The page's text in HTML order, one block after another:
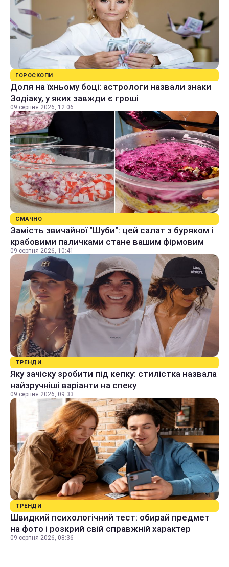
ГОРОСКОПИ
Доля на їхньому боці: астрологи назвали знаки
Зодіаку, у яких завжди є гроші
09 серпня 2026, 12:06
СМАЧНО
Замість звичайної "Шуби": цей салат з буряком і
крабовими паличками стане вашим фірмовим
09 серпня 2026, 10:41
ТРЕНДИ
Яку зачіску зробити під кепку: стилістка назвала
найзручніші варіанти на спеку
09 серпня 2026, 09:33
ТРЕНДИ
Швидкий психологічний тест: обирай предмет
на фото і розкрий свій справжній характер
09 серпня 2026, 08:36